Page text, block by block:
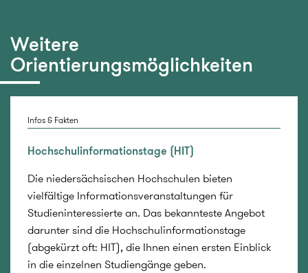
Weitere
Orientierungsmöglichkeiten
Infos & Fakten
Hochschulinformationstage (HIT)
Die niedersächsischen Hochschulen bieten
vielfältige Informationsveranstaltungen für
Studieninteressierte an. Das bekannteste Angebot
darunter sind die Hochschulinformationstage
(abgekürzt oft: HIT), die Ihnen einen ersten Einblick
in die einzelnen Studiengänge geben.